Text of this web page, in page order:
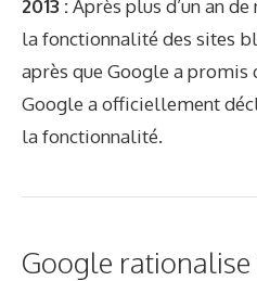
2013 :Après plus d’un an
la fonctionnalité des sites
après que Google a promis
Google a officiellement
la fonctionnalité.
Google